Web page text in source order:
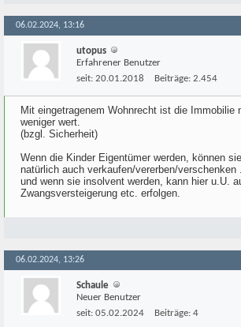
06.02.2024, 13:16
utopus
Erfahrener Benutzer
seit: 20.01.2018 Beiträge: 2.454
Mit eingetragenem Wohnrecht ist die Immobilie
weniger wert.
(bzgl. Sicherheit)
Wenn die Kinder Eigentümer werden, können
natürlich auch verkaufen/vererben/verschenken
und wenn sie insolvent werden, kann hier u.U.
Zwangsversteigerung etc. erfolgen.
06.02.2024, 13:26
Schaule
Neuer Benutzer
seit: 05.02.2024 Beiträge: 4